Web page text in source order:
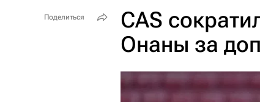
CAS
Онаны за
Поделиться